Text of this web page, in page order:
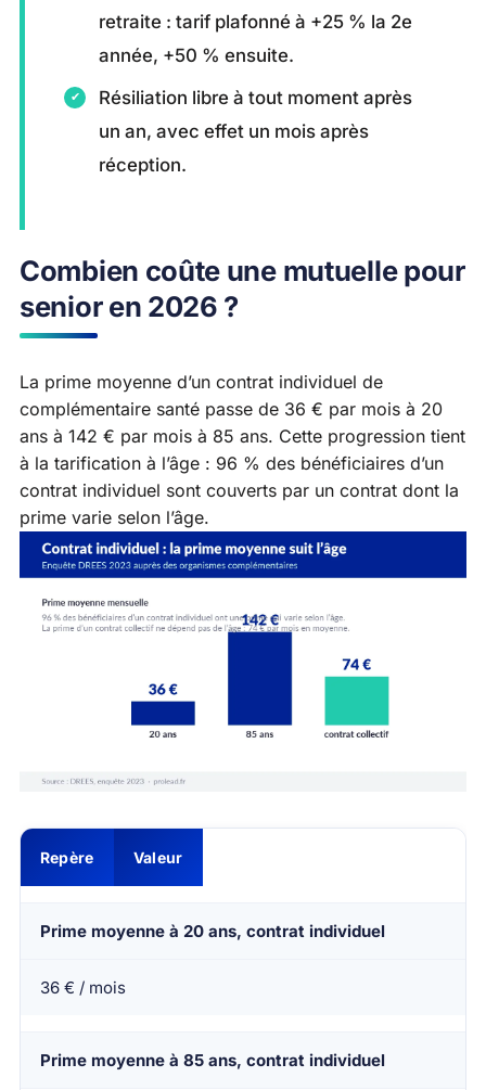
retraite : tarif plafonné à +25 % la 2e
année, +50 % ensuite.
Résiliation libre à tout moment après
un an, avec effet un mois après
réception.
Combien coûte une mutuelle pour
senior en 2026 ?
La prime moyenne d’un contrat individuel de
complémentaire santé passe de 36 € par mois à 20
ans à 142 € par mois à 85 ans. Cette progression tient
à la tarification à l’âge : 96 % des bénéficiaires d’un
contrat individuel sont couverts par un contrat dont la
prime varie selon l’âge.
Repère Valeur
Prime moyenne à 20 ans, contrat individuel
36 € / mois
Prime moyenne à 85 ans, contrat individuel